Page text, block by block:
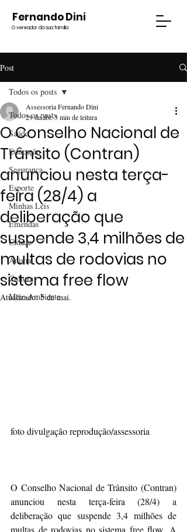
Fernando Dini
O vereador da sua família
Post
Todos os posts
Saúde
Educação
Segurança
Esporte
Minhas Leis
Emendas
Cidade
Animal
Cultura
Meio Ambiente
Todos os posts
O Conselho Nacional de
Trânsito (Contran)
anunciou nesta terça-
feira (28/4) a
deliberação que
suspende 3,4 milhões de
multas de rodovias no
sistema free flow
Assessoria Fernando Dini
29 de abr.3 min de leitura
Atualizado:5 de mai.
foto divulgação reprodução/assessoria
O Conselho Nacional de Trânsito (Contran)
anunciou nesta terça-feira (28/4) a
deliberação que suspende 3,4 milhões de
multas de rodovias no sistema free flow. A